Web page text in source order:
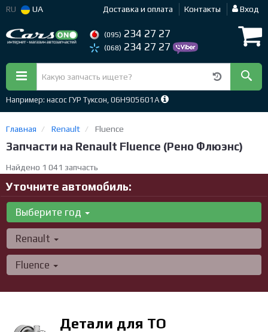
RU UA Доставка и оплата Контакты Вход
(095) 234 27 27
(068) 234 27 27
Например: насос ГУР Туксон, 06H905601A
Главная Renault Fluence
Запчасти на Renault Fluence (Рено Флюэнс)
Найдено 1 041 запчасть
Уточните автомобиль:
Выберите год
Renault
Fluence
Детали для ТО